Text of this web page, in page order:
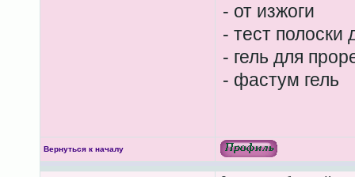
- от изжоги
- тест полоски
- гель для
- фастум гель
Вернуться к началу